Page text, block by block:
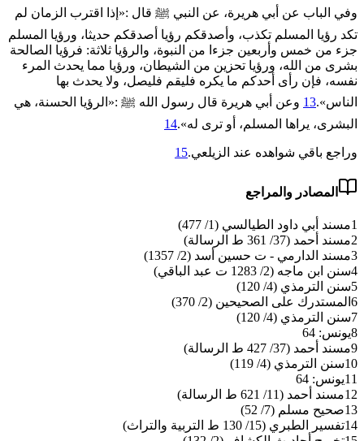
وفي الباب عن أبي هريرة، عن النبي ﷺ قال :«إذا اقترب الزمان لم
تكد رؤيا المسلم تكذب، وأصدقكم رؤيا أصدقكم حديثا، ورؤيا المسلم
جزء من خمس وأربعين جزءا من النبوة، والرؤيا ثلاثة: فرؤيا الصالحة
بشرى من الله، ورؤيا تحزين من الشيطان، ورؤيا مما يحدث المرء
نفسه، فإن رأى أحدكم ما يكره فليقم فليصل، ولا يحدث بها
الناس».13 وعن أبي هريرة قال رسول الله ﷺ :«الرؤيا الحسنة، هي
البشرى، يراها المسلم، أو ترى له».14
وراجع باقي شواهده عند الزيلعي.15
المصادر والمراجع
1مسند أبي داود الطيالسي (1/ 477)
2مسند أحمد (37/ 361 ط الرسالة)
3مسند الدارمي - ت حسين أسد (2/ 1357)
4سنن ابن ماجه (2/ 1283 ت عبد الباقي)
5سنن الترمذي (4/ 120)
6 المستدرك على الصحيحين (2/ 370)
7سنن الترمذي (4/ 120)
8يونس: 64
9مسند أحمد (37/ 427 ط الرسالة)
10سنن الترمذي (4/ 119)
11يونس: 64
12مسند أحمد (11/ 621 ط الرسالة)
13صحيح مسلم (7/ 52)
14تفسير الطبري (15/ 130 ط التربية والتراث)